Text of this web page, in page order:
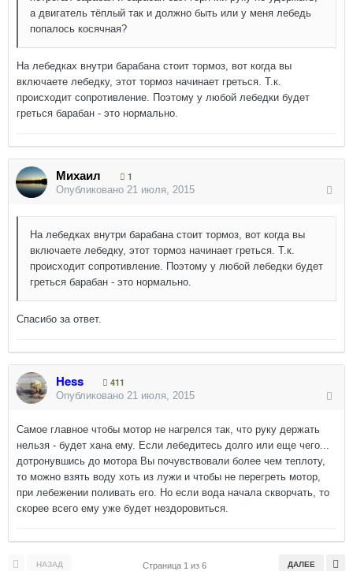
а двигатель тёплый так и должно быть или у меня лебедь
попалось косячная?
На лебедках внутри барабана стоит тормоз, вот когда вы
включаете лебедку, этот тормоз начинает греться. Т.к.
происходит сопротивление. Поэтому у любой лебедки будет
греться барабан - это нормально.
Михаил
1
Опубликовано 21 июля, 2015
На лебедках внутри барабана стоит тормоз, вот когда вы
включаете лебедку, этот тормоз начинает греться. Т.к.
происходит сопротивление. Поэтому у любой лебедки будет
греться барабан - это нормально.
Спасибо за ответ.
Hess
411
Опубликовано 21 июля, 2015
Самое главное чтобы мотор не нагрелся так, что руку держать
нельзя - будет хана ему. Если лебедитесь долго или еще чего...
дотронувшись до мотора Вы почувствовали более чем теплоту,
то можно взять воду хоть из лужи и чтобы не перегреть мотор,
при лебежении поливать его. Но если вода начала скворчать, то
скорее всего ему уже будет нездоровиться.
НАЗАД ДАЛЕЕ
Страница 1 из 6